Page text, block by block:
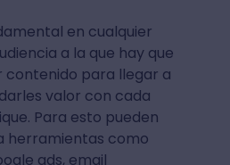
en cualquier
a la que hay que
para llegar a
valor con cada
Para esto pueden
herramientas como
ads, email